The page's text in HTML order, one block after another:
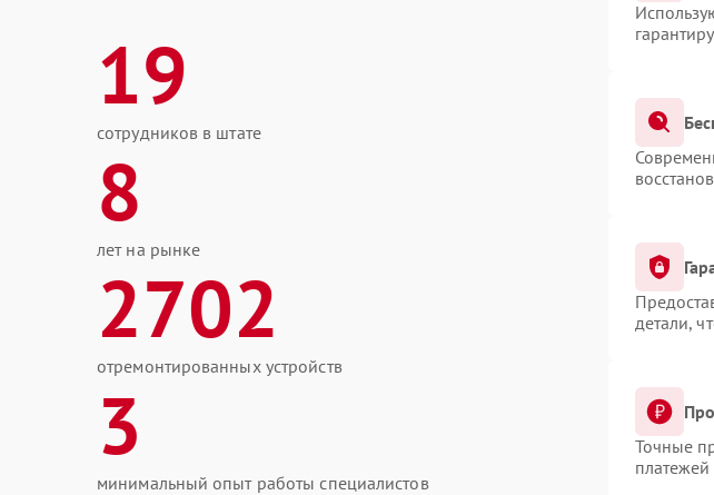
19
сотрудников в штате
8
лет на рынке
2702
отремонтированных устройств
3
минимальный опыт работы специалистов
детали,
Точные